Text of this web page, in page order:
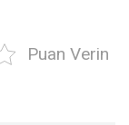
Puan Verin